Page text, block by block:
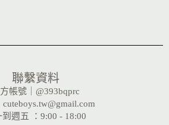
聯繫資料
帳號｜@393bqprc
到週五 ：9:00 - 18:00